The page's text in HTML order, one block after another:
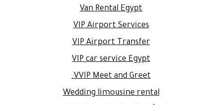
Van Rental Egypt
VIP Airport Services
VIP Airport Transfer
VIP car service Egypt
VVIP Meet and Greet.
Wedding limousine rental